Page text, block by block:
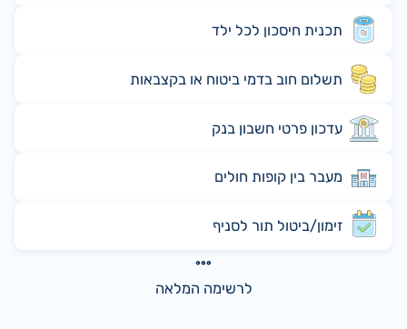
תכנית חיסכון לכל ילד
תשלום חוב בדמי ביטוח או בקצבאות
עדכון פרטי חשבון בנק
מעבר בין קופות חולים
זימון/ביטול תור לסניף
לרשימה המלאה